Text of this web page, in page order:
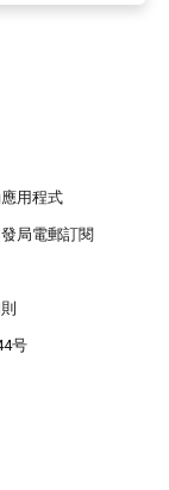
用程式
局電郵訂閱
号